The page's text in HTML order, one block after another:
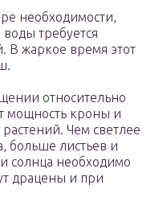
необходимости,
требуется
В жаркое время этот
относительно
мощность кроны и
Чем светлее
больше листьев и
солнца необходимо
драцены и при